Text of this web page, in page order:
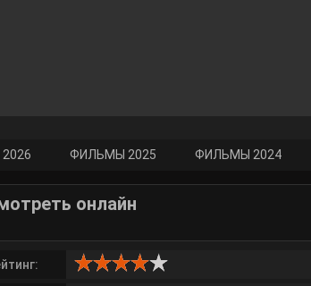
ФИЛЬМЫ 2025 ФИЛЬМЫ 2024
онлайн